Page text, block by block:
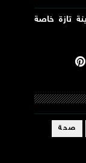
تازة خاصة
صحة